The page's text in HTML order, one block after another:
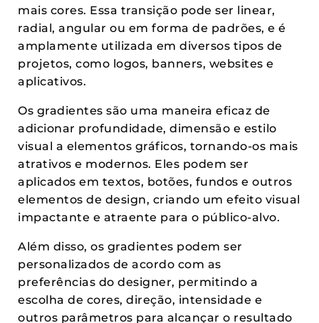
mais cores. Essa transição pode ser linear,
radial, angular ou em forma de padrões, e é
amplamente utilizada em diversos tipos de
projetos, como logos, banners, websites e
aplicativos.
Os gradientes são uma maneira eficaz de
adicionar profundidade, dimensão e estilo
visual a elementos gráficos, tornando-os mais
atrativos e modernos. Eles podem ser
aplicados em textos, botões, fundos e outros
elementos de design, criando um efeito visual
impactante e atraente para o público-alvo.
Além disso, os gradientes podem ser
personalizados de acordo com as
preferências do designer, permitindo a
escolha de cores, direção, intensidade e
outros parâmetros para alcançar o resultado